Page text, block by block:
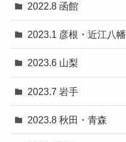
2022.8 函館
2023.1 彦根・近江八幡
2023.6 山梨
2023.7 岩手
2023.8 秋田・青森